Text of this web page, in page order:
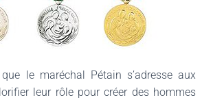
le maréchal Pétain s’adresse aux
leur rôle pour créer des hommes